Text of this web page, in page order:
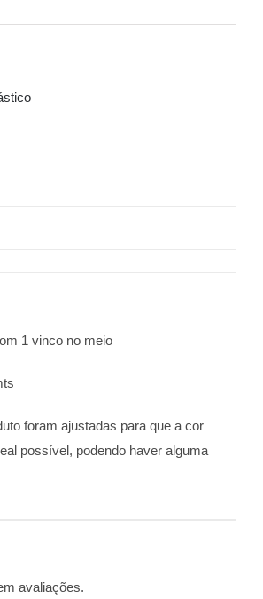
1 vinco no meio
foram ajustadas para que a cor
possível, podendo haver alguma
avaliações.